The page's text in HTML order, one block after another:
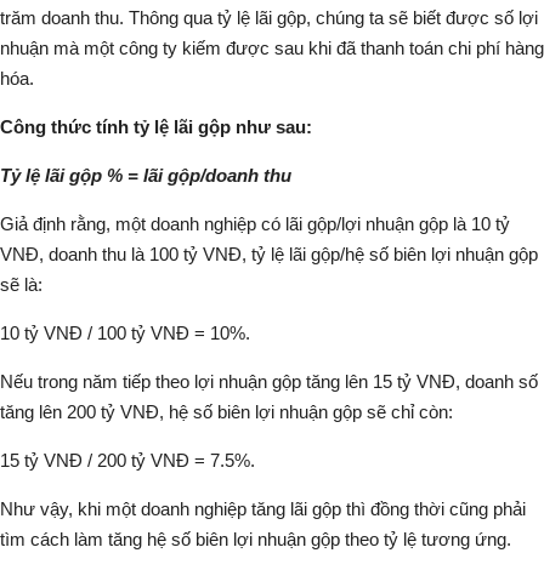
trăm doanh thu. Thông qua tỷ lệ lãi gộp, chúng ta sẽ biết được số lợi
nhuận mà một công ty kiếm được sau khi đã thanh toán chi phí hàng
hóa.
Công thức tính tỷ lệ lãi gộp như sau:
Tỷ lệ lãi gộp % = lãi gộp/doanh thu
Giả định rằng, một doanh nghiệp có lãi gộp/lợi nhuận gộp là 10 tỷ
VNĐ, doanh thu là 100 tỷ VNĐ, tỷ lệ lãi gộp/hệ số biên lợi nhuận gộp
sẽ là:
10 tỷ VNĐ / 100 tỷ VNĐ = 10%.
Nếu trong năm tiếp theo lợi nhuận gộp tăng lên 15 tỷ VNĐ, doanh số
tăng lên 200 tỷ VNĐ, hệ số biên lợi nhuận gộp sẽ chỉ còn:
15 tỷ VNĐ / 200 tỷ VNĐ = 7.5%.
Như vậy, khi một doanh nghiệp tăng lãi gộp thì đồng thời cũng phải
tìm cách làm tăng hệ số biên lợi nhuận gộp theo tỷ lệ tương ứng.